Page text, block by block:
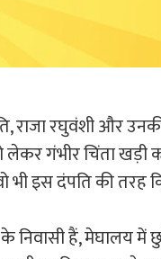
राजा रघुवंशी और
लेकर गंभीर चिंता खड़ी
भी इस दंपति की तरह
निवासी हैं, मेघालय में